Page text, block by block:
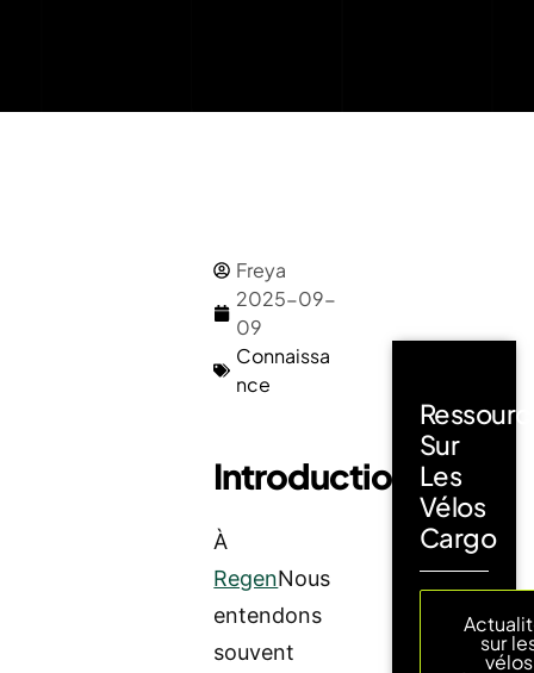
Freya
2025-09-
09
Connaissa
nce
Introduction
À
RegenNous
entendons
souvent
Sur
Les
Vélos
Cargo
sur
vélos